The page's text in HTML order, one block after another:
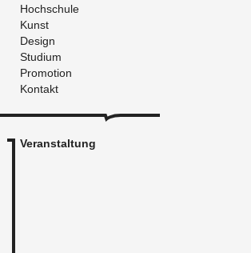
Hochschule
Kunst
Design
Studium
Promotion
Kontakt
Veranstaltung